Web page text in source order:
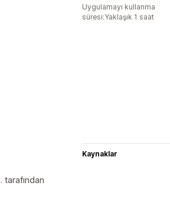
Uygulamayı kullanma
süresi:Yaklaşık 1 saat
tarafından
Kaynaklar